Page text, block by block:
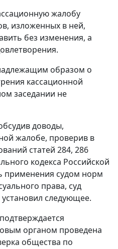
жалобу
изложенных в ней,
без изменения, а
образом о
кассационной
заседании не
доводы,
жалобе, проверив в
статей 284, 286
кодекса Российской
применения судом норм
права, суд
следующее.
органом проведена
общества по